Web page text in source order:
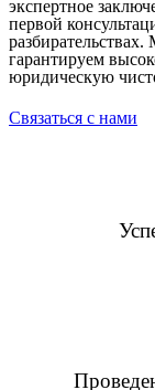
экспертное
первой
гарантируем
юридическую
Связаться с нами